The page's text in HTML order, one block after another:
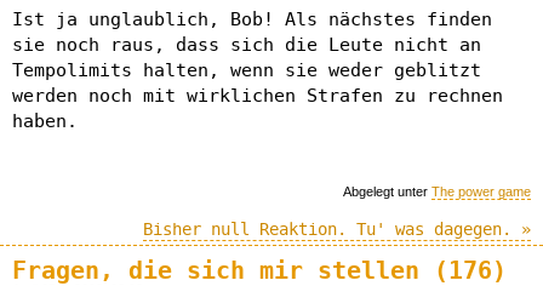
Ist ja unglaublich, Bob! Als nächstes finden
sie noch raus, dass sich die Leute nicht an
Tempolimits halten, wenn sie weder geblitzt
werden noch mit wirklichen Strafen zu rechnen
haben.
Abgelegt unter The power game
Bisher null Reaktion. Tu' was dagegen. »
Fragen, die sich mir stellen (176)